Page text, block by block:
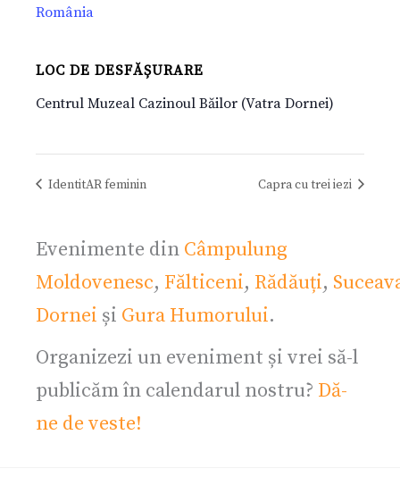
România
LOC DE DESFĂȘURARE
Centrul Muzeal Cazinoul Băilor (Vatra Dornei)
IdentitAR feminin Capra cu trei iezi
Evenimente din Câmpulung
Moldovenesc, Fălticeni, Rădăuți,
Dornei și Gura Humorului.
Organizezi un eveniment și vrei să-l
publicăm în calendarul nostru? Dă-
ne de veste!